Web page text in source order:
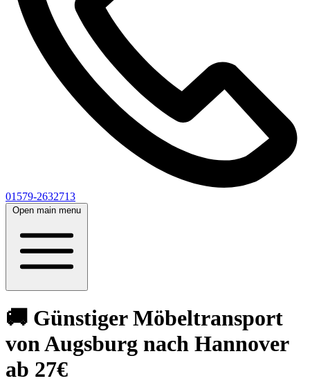
01579-2632713
Open main menu
🚚 Günstiger Möbeltransport
von Augsburg nach Hannover
ab 27€